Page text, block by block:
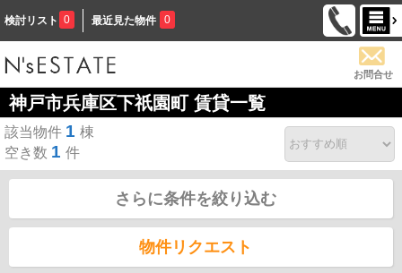
検討リスト 0 最近見た物件 0
お問合せ
神戸市兵庫区下祇園町 賃貸一覧
該当物件 1 棟
空き数 1 件
さらに条件を絞り込む
物件リクエスト